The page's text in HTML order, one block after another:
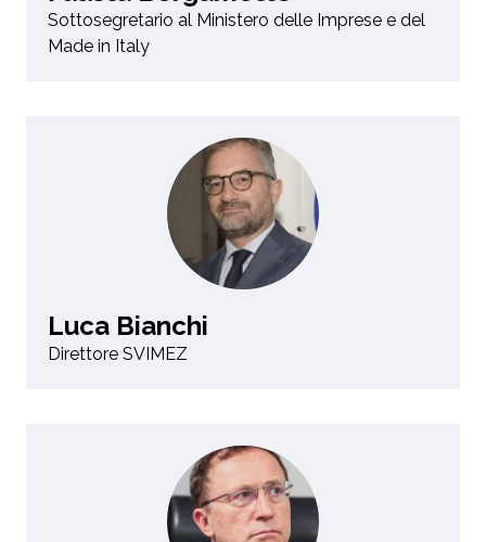
Sottosegretario al Ministero delle Imprese e del
Made in Italy
Luca Bianchi
Direttore SVIMEZ